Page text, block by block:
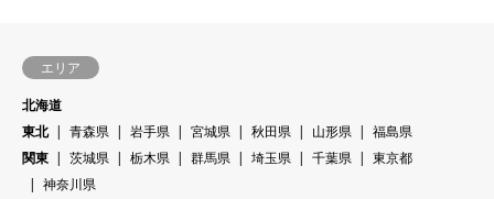
エリア
北海道
東北
青森県 岩手県 宮城県 秋田県 山形県
福島県
関東
茨城県 栃木県 群馬県 埼玉県 千葉県
東京都
神奈川県